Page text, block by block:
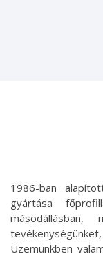
1986-ban
gyártása
Üzemünkben